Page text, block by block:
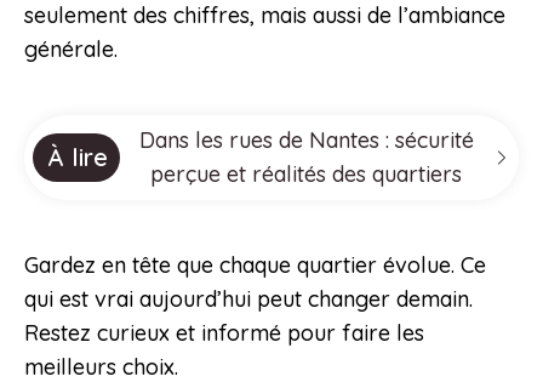
seulement des chiffres, mais aussi de l’ambiance
générale.
À lire
Dans les rues de Nantes : sécurité
perçue et réalités des quartiers
Gardez en tête que chaque quartier évolue. Ce
qui est vrai aujourd’hui peut changer demain.
Restez curieux et informé pour faire les
meilleurs choix.